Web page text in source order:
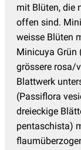
mit Blüten, die
offen sind.
weisse Blüten
Minicuya Grün
grössere rosa/
Blattwerk
(Passiflora
dreieckige
pentaschista)